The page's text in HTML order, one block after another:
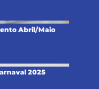
Abril/Maio
2025